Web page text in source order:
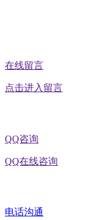
在线留言
点击进入留言
QQ咨询
QQ在线咨询
电话沟通